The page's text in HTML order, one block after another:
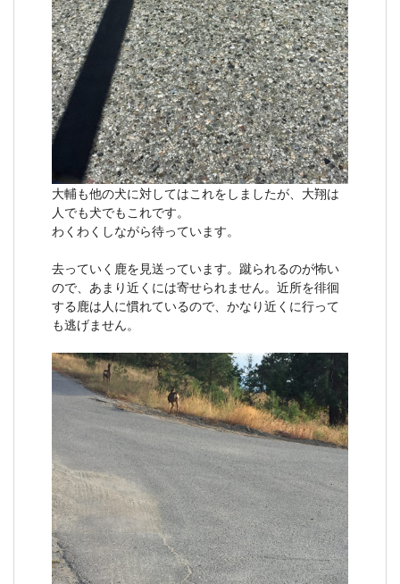
大輔も他の犬に対してはこれをしましたが、大翔は
人でも犬でもこれです。
わくわくしながら待っています。
去っていく鹿を見送っています。蹴られるのが怖い
ので、あまり近くには寄せられません。近所を徘徊
する鹿は人に慣れているので、かなり近くに行って
も逃げません。